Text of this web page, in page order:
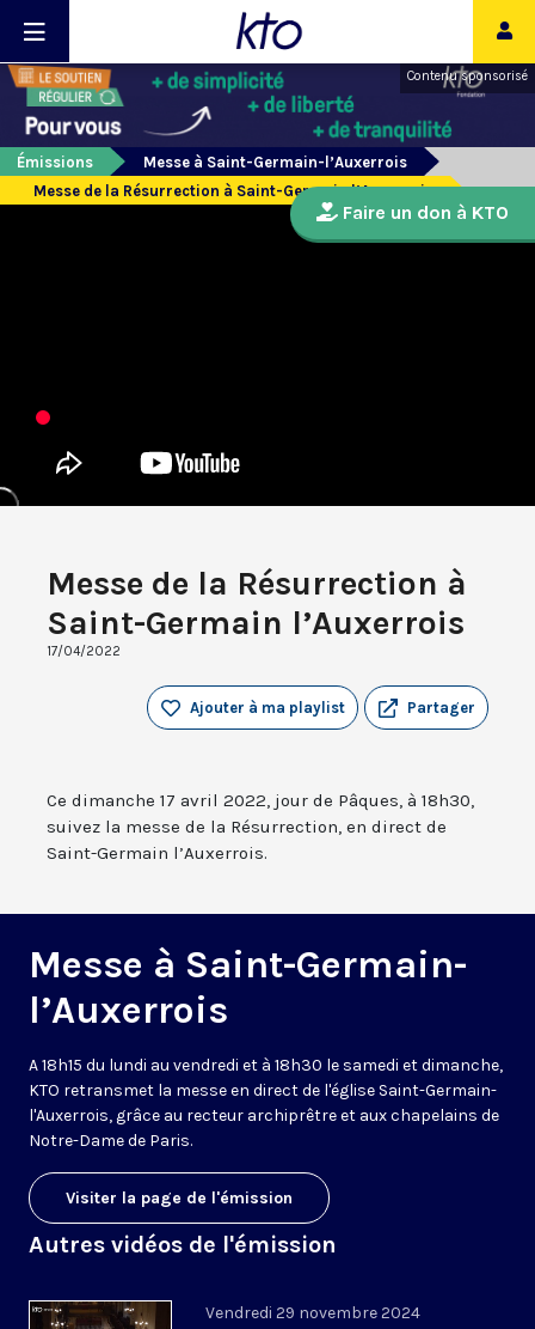
Contenu sponsorisé
Émissions
Messe à Saint-Germain-l’Auxerrois
Messe de la Résurrection à Saint-Germain l’Auxerrois
Messe de la Résurrection à
Saint-Germain l’Auxerrois
17/04/2022
Partager
Ajouter à ma playlist
Ce dimanche 17 avril 2022, jour de Pâques, à 18h30,
suivez la messe de la Résurrection, en direct de
Saint-Germain l’Auxerrois.
Messe à Saint-Germain-
l’Auxerrois
A 18h15 du lundi au vendredi et à 18h30 le samedi et dimanche,
KTO retransmet la messe en direct de l'église Saint-Germain-
l'Auxerrois, grâce au recteur archiprêtre et aux chapelains de
Notre-Dame de Paris.
Visiter la page de l'émission
Autres vidéos de l'émission
Vendredi 29 novembre 2024
Faire un don à KTO